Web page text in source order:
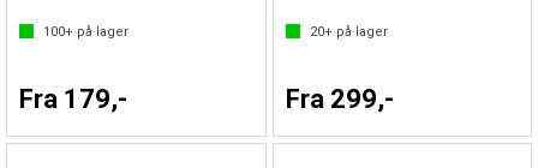
100+ på lager
Fra 179,-
20+på lager
Fra 299,-